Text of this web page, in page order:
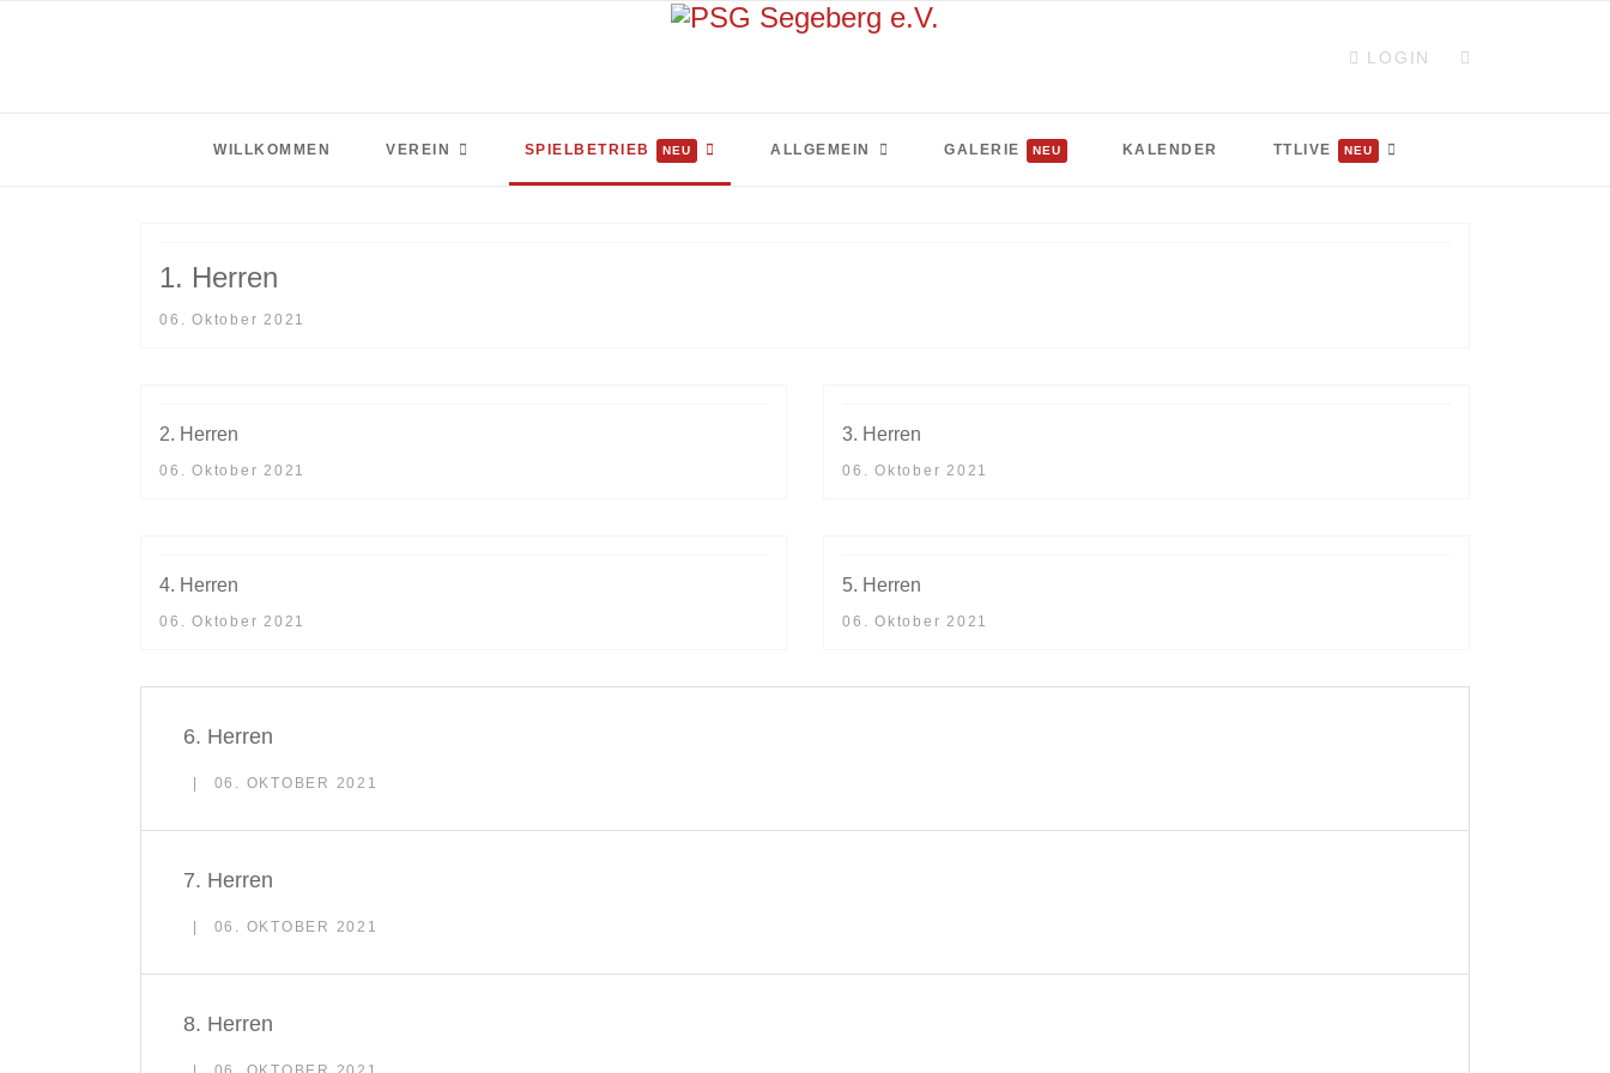
LOGIN
WILLKOMMEN VEREIN SPIELBETRIEB NEU ALLGEMEIN GALERIE NEU KALENDER TTLIVE NEU
1. Herren
06. Oktober 2021
2. Herren
06. Oktober 2021
3. Herren
06. Oktober 2021
4. Herren
06. Oktober 2021
5. Herren
06. Oktober 2021
6. Herren
06. OKTOBER 2021
7. Herren
06. OKTOBER 2021
8. Herren